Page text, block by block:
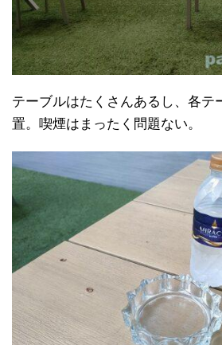
テーブルはたくさんあるし、各テ
置。喫煙はまったく問題ない。